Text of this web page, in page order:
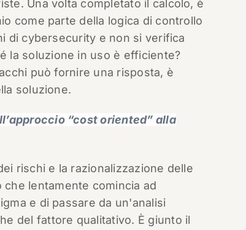
Una volta completato il calcolo, è
come parte della logica di controllo
di cybersecurity e non si verifica
la soluzione in uso è efficiente?
può fornire una risposta, è
soluzione.
“cost oriented” alla
rischi e la razionalizzazione delle
lentamente comincia ad
e di passare da un'analisi
del fattore qualitativo. È giunto il